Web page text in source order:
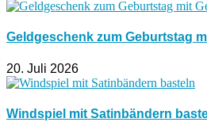
Geldgeschenk zum Geburtstag
20. Juli 2026
Windspiel mit Satinbändern